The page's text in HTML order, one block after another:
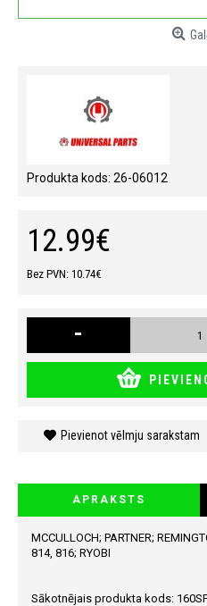
Produkta kods: 26-06012
12.99€
Bez PVN: 10.74€
-
Pievienot vēlmju sarakstam
APRAKSTS
MCCULLOCH; PARTNER;
814, 816; RYOBI
Sākotnējais produkta kods: